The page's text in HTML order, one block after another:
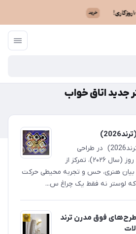
جدید اتاق خواب
لوستر پذیرایی جدید (ترند2026) در طراحی
لوسترهای جدید و ترند روز (سال ۲۰۲۶)، تمرکز از
هنری، حس و تجربه محیطی حرکت
لوستر نه فقط یک چراغ س...
طرح‌های فوق مدرن ترند